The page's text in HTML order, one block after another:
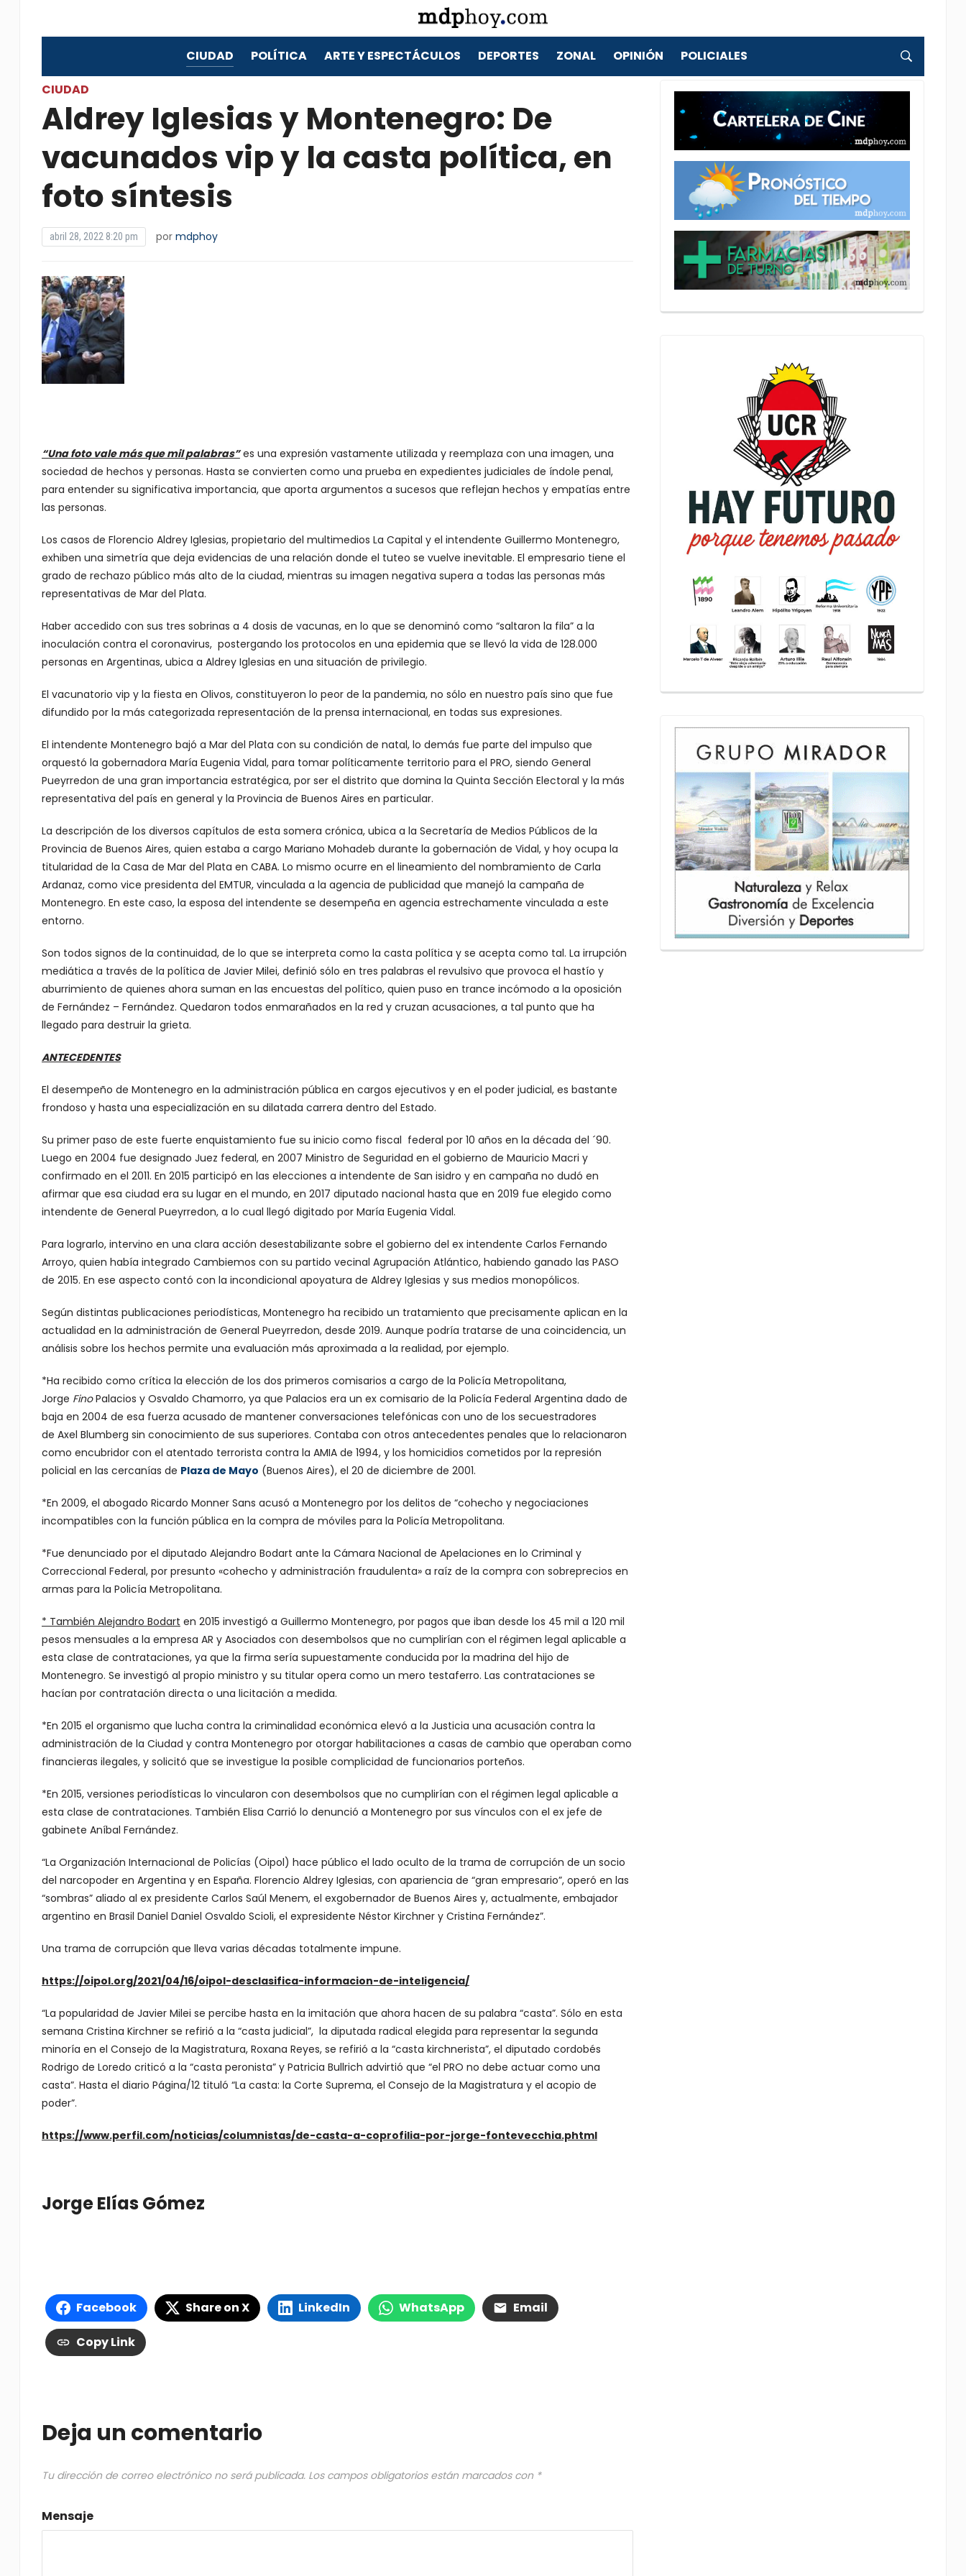
CIUDAD POLÍTICA ARTE Y ESPECTÁCULOS DEPORTES ZONAL OPINIÓN POLICIALES
CIUDAD
Aldrey Iglesias y Montenegro: De
vacunados vip y la casta política, en
foto síntesis
abril 28, 2022 8:20 pm por mdphoy
“Una foto vale más que mil palabras”es una expresión vastamente utilizada y reemplaza con una imagen, una
sociedad de hechos y personas. Hasta se convierten como una prueba en expedientes judiciales de índole penal,
para entender su significativa importancia, que aporta argumentos a sucesos que reflejan hechos y empatías entre
las personas.
Los casos de Florencio Aldrey Iglesias, propietario del multimedios La Capital y el intendente Guillermo Montenegro,
exhiben una simetría que deja evidencias de una relación donde el tuteo se vuelve inevitable. El empresario tiene el
grado de rechazo público más alto de la ciudad, mientras su imagen negativa supera a todas las personas más
representativas de Mar del Plata.
Haber accedido con sus tres sobrinas a 4 dosis de vacunas, en lo que se denominó como “saltaron la fila” a la
inoculación contra el coronavirus, postergando los protocolos en una epidemia que se llevó la vida de 128.000
personas en Argentinas, ubica a Aldrey Iglesias en una situación de privilegio.
El vacunatorio vip y la fiesta en Olivos, constituyeron lo peor de la pandemia, no sólo en nuestro país sino que fue
difundido por la más categorizada representación de la prensa internacional, en todas sus expresiones.
El intendente Montenegro bajó a Mar del Plata con su condición de natal, lo demás fue parte del impulso que
orquestó la gobernadora María Eugenia Vidal, para tomar políticamente territorio para el PRO, siendo General
Pueyrredon de una gran importancia estratégica, por ser el distrito que domina la Quinta Sección Electoral y la más
representativa del país en general y la Provincia de Buenos Aires en particular.
La descripción de los diversos capítulos de esta somera crónica, ubica a la Secretaría de Medios Públicos de la
Provincia de Buenos Aires, quien estaba a cargo Mariano Mohadeb durante la gobernación de Vidal, y hoy ocupa la
titularidad de la Casa de Mar del Plata en CABA. Lo mismo ocurre en el lineamiento del nombramiento de Carla
Ardanaz, como vice presidenta del EMTUR, vinculada a la agencia de publicidad que manejó la campaña de
Montenegro. En este caso, la esposa del intendente se desempeña en agencia estrechamente vinculada a este
entorno.
Son todos signos de la continuidad, de lo que se interpreta como la casta política y se acepta como tal. La irrupción
mediática a través de la política de Javier Milei, definió sólo en tres palabras el revulsivo que provoca el hastío y
aburrimiento de quienes ahora suman en las encuestas del político, quien puso en trance incómodo a la oposición
de Fernández – Fernández. Quedaron todos enmarañados en la red y cruzan acusaciones, a tal punto que ha
llegado para destruir la grieta.
ANTECEDENTES
El desempeño de Montenegro en la administración pública en cargos ejecutivos y en el poder judicial, es bastante
frondoso y hasta una especialización en su dilatada carrera dentro del Estado.
Su primer paso de este fuerte enquistamiento fue su inicio como fiscal federal por 10 años en la década del ´90.
Luego en 2004 fue designado Juez federal, en 2007 Ministro de Seguridad en el gobierno de Mauricio Macri y
confirmado en el 2011. En 2015 participó en las elecciones a intendente de San isidro y en campaña no dudó en
afirmar que esa ciudad era su lugar en el mundo, en 2017 diputado nacional hasta que en 2019 fue elegido como
intendente de General Pueyrredon, a lo cual llegó digitado por María Eugenia Vidal.
Para lograrlo, intervino en una clara acción desestabilizante sobre el gobierno del ex intendente Carlos Fernando
Arroyo, quien había integrado Cambiemos con su partido vecinal Agrupación Atlántico, habiendo ganado las PASO
de 2015. En ese aspecto contó con la incondicional apoyatura de Aldrey Iglesias y sus medios monopólicos.
Según distintas publicaciones periodísticas, Montenegro ha recibido un tratamiento que precisamente aplican en la
actualidad en la administración de General Pueyrredon, desde 2019. Aunque podría tratarse de una coincidencia, un
análisis sobre los hechos permite una evaluación más aproximada a la realidad, por ejemplo.
*Ha recibido como crítica la elección de los dos primeros comisarios a cargo de la Policía Metropolitana,
Jorge FinoPalacios y Osvaldo Chamorro, ya que Palacios era un ex comisario de la Policía Federal Argentina dado de
baja en 2004 de esa fuerza acusado de mantener conversaciones telefónicas con uno de los secuestradores
de Axel Blumberg sin conocimiento de sus superiores. Contaba con otros antecedentes penales que lo relacionaron
como encubridor con el atentado terrorista contra la AMIA de 1994, y los homicidios cometidos por la represión
policial en las cercanías de Plaza de Mayo (Buenos Aires), el 20 de diciembre de 2001.
*En 2009, el abogado Ricardo Monner Sans acusó a Montenegro por los delitos de “cohecho y negociaciones
incompatibles con la función pública en la compra de móviles para la Policía Metropolitana.
*Fue denunciado por el diputado Alejandro Bodart ante la Cámara Nacional de Apelaciones en lo Criminal y
Correccional Federal, por presunto «cohecho y administración fraudulenta» a raíz de la compra con sobreprecios en
armas para la Policía Metropolitana.
* También Alejandro Bodart en 2015 investigó a Guillermo Montenegro, por pagos que iban desde los 45 mil a 120 mil
pesos mensuales a la empresa AR y Asociados con desembolsos que no cumplirían con el régimen legal aplicable a
esta clase de contrataciones, ya que la firma sería supuestamente conducida por la madrina del hijo de
Montenegro. Se investigó al propio ministro y su titular opera como un mero testaferro. Las contrataciones se
hacían por contratación directa o una licitación a medida.
*En 2015 el organismo que lucha contra la criminalidad económica elevó a la Justicia una acusación contra la
administración de la Ciudad y contra Montenegro por otorgar habilitaciones a casas de cambio que operaban como
financieras ilegales, y solicitó que se investigue la posible complicidad de funcionarios porteños.
*En 2015, versiones periodísticas lo vincularon con desembolsos que no cumplirían con el régimen legal aplicable a
esta clase de contrataciones. También Elisa Carrió lo denunció a Montenegro por sus vínculos con el ex jefe de
gabinete Aníbal Fernández.
“La Organización Internacional de Policías (Oipol) hace público el lado oculto de la trama de corrupción de un socio
del narcopoder en Argentina y en España. Florencio Aldrey Iglesias, con apariencia de “gran empresario”, operó en las
“sombras” aliado al ex presidente Carlos Saúl Menem, el exgobernador de Buenos Aires y, actualmente, embajador
argentino en Brasil Daniel Daniel Osvaldo Scioli, el expresidente Néstor Kirchner y Cristina Fernández”.
Una trama de corrupción que lleva varias décadas totalmente impune.
https://oipol.org/2021/04/16/oipol-desclasifica-informacion-de-inteligencia/
“La popularidad de Javier Milei se percibe hasta en la imitación que ahora hacen de su palabra “casta”. Sólo en esta
semana Cristina Kirchner se refirió a la “casta judicial”, la diputada radical elegida para representar la segunda
minoría en el Consejo de la Magistratura, Roxana Reyes, se refirió a la “casta kirchnerista”, el diputado cordobés
Rodrigo de Loredo criticó a la “casta peronista” y Patricia Bullrich advirtió que “el PRO no debe actuar como una
casta”. Hasta el diario Página/12 tituló “La casta: la Corte Suprema, el Consejo de la Magistratura y el acopio de
poder”.
https://www.perfil.com/noticias/columnistas/de-casta-a-coprofilia-por-jorge-fontevecchia.phtml
Jorge Elías Gómez
Facebook Share on X LinkedIn WhatsApp Email
Copy Link
Deja un comentario
Tu dirección de correo electrónico no será publicada. Los campos obligatorios están marcados con *
Mensaje